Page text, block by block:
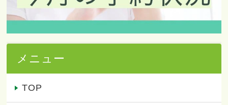
メニュー
TOP